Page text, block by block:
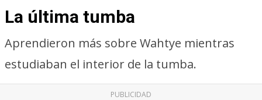
La última tumba
Aprendieron más sobre Wahtye mientras
estudiaban el interior de la tumba.
PUBLICIDAD